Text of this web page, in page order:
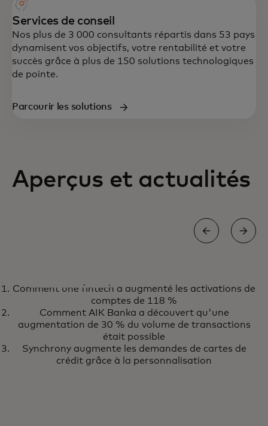
Services de conseil
Nos plus de 3 000 consultants répartis dans 53 pays
dynamisent vos objectifs, votre rentabilité et votre
succès grâce à plus de 150 solutions technologiques
de pointe.
Parcourir les solutions
Aperçus et actualités
Comment élaborer et appliquer
des politiques de voyage et
maîtriser les coûts dans une
nouvelle ère
En savoir plus
Comment une fintech a augmenté les activations de
comptes de 118 %
Comment AIK Banka a découvert qu'une
augmentation de 30 % du volume de transactions
était possible
Synchrony augmente les demandes de cartes de
crédit grâce à la personnalisation